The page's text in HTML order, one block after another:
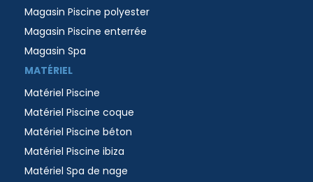
Magasin Piscine polyester
Magasin Piscine enterrée
Magasin Spa
MATÉRIEL
Matériel Piscine
Matériel Piscine coque
Matériel Piscine béton
Matériel Piscine ibiza
Matériel Spa de nage